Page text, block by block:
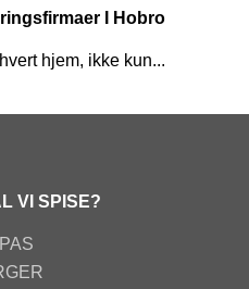
I Hobro
hjem, ikke kun...
VI SPISE?